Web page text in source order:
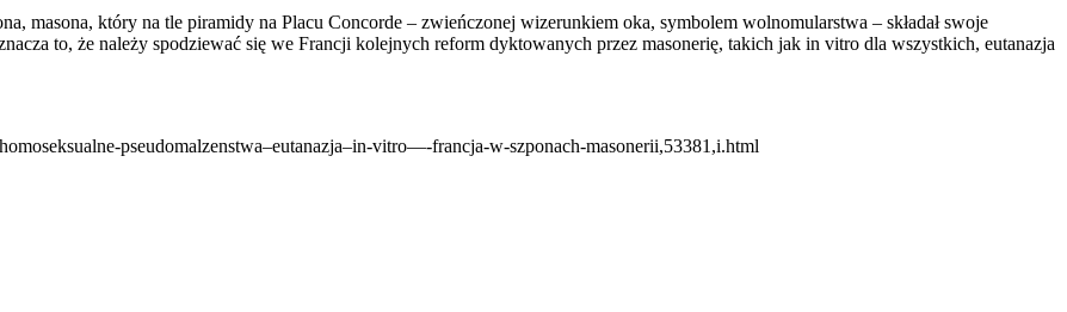
masona, który na tle piramidy na Placu Concorde – zwieńczonej wizerunkiem oka, symbolem wolnomularstwa – składał swoje
to, że należy spodziewać się we Francji kolejnych reform dyktowanych przez masonerię, takich jak in vitro dla wszystkich, eutanazja
pseudomalzenstwa–eutanazja–in-vitro—-francja-w-szponach-masonerii,53381,i.html